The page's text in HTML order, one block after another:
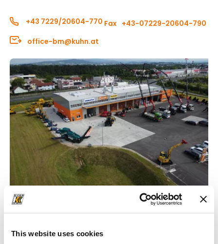
This website uses cookies
+43 7229/20604-770 Fax +43-07229-20604-790
office-bm@kuhn.at
Anfahrt zum Standort